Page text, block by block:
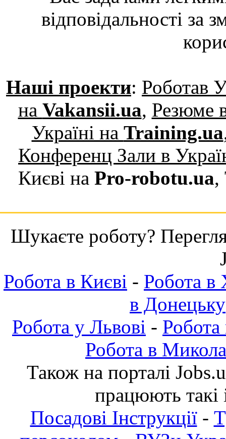
відповідальності за
Наші проекти: Роботав
на Vakansii.ua, Резюме
Україні на Training.ua
Конференц Зали в
Києві на Pro-robotu.ua,
Шукаєте роботу?
Робота в Києві - Робота в
в Донецьку
Робота у Львові - Робота
Робота в
Також на порталі
працюють такі
Посадові Інструкції-